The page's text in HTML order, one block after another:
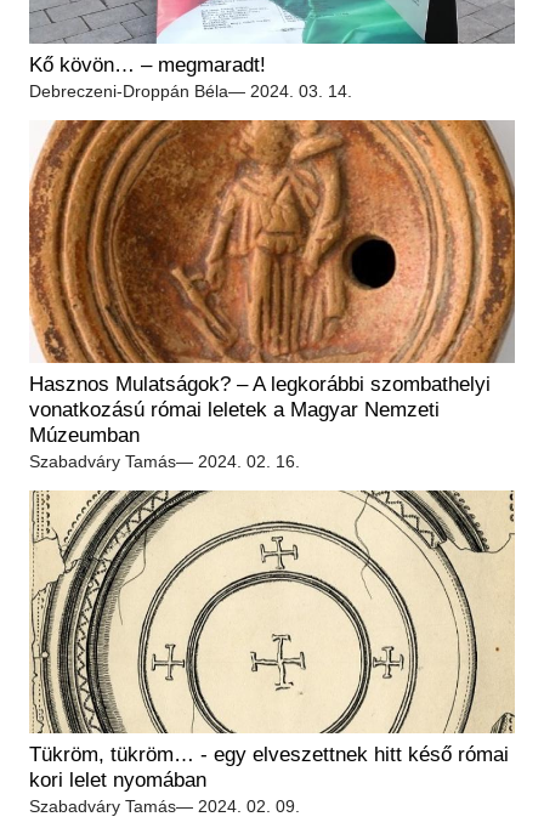
Kő kövön… – megmaradt!
Debreczeni-Droppán Béla— 2024. 03. 14.
Hasznos Mulatságok? – A legkorábbi szombathelyi
vonatkozású római leletek a Magyar Nemzeti
Múzeumban
Szabadváry Tamás— 2024. 02. 16.
Tükröm, tükröm… - egy elveszettnek hitt késő római
kori lelet nyomában
Szabadváry Tamás— 2024. 02. 09.